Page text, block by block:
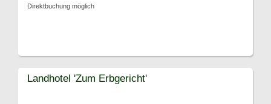
Direktbuchung möglich
Landhotel 'Zum Erbgericht'